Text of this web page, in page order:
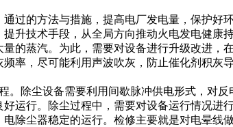
过的方法与措施，提高电厂发电量，保护
升技术手段，从全局方向推动火电发电健
的蒸汽。为此，需要对设备进行升级改进
率，尽可能利用声波吹灰，防止催化剂积灰
。除尘设备需要利用间歇脉冲供电形式，对
运行。除尘过程中，需要对设备运行情况
除尘器稳定的运行。检修主要就是对电晕线